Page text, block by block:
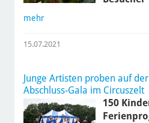
mehr
15.07.2021
Junge Artisten proben auf
Abschluss-Gala im Circuszelt
150